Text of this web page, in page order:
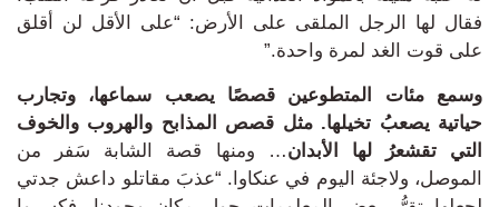
فقال لها الرجل الملقى على الأرض: “على الأقل لن أقلق
على قوت الغد لمرة واحدة.”
وسمع مئات المتطوعين قصصًا يصعب سماعها، وتجارب
حياتية يصعبُ تخيلها. مثل قصص المذابح والهروب والخوف
التي تقشعرُ لها الأبدان… ومنها قصة الشابة سَفر من
الموصل، ولاجئة اليوم في عنكاوا. “عذبَ مقاتلو داعش جدتي